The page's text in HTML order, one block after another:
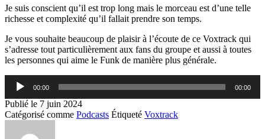
Je suis conscient qu’il est trop long mais le morceau est d’une telle
richesse et complexité qu’il fallait prendre son temps.
Je vous souhaite beaucoup de plaisir à l’écoute de ce Voxtrack qui
s’adresse tout particulièrement aux fans du groupe et aussi à toutes
les personnes qui aime le Funk de manière plus générale.
Lecteur
audio
00:00 00:00
Publié le 7 juin 2024
Catégorisé comme Podcasts Étiqueté Voxtrack